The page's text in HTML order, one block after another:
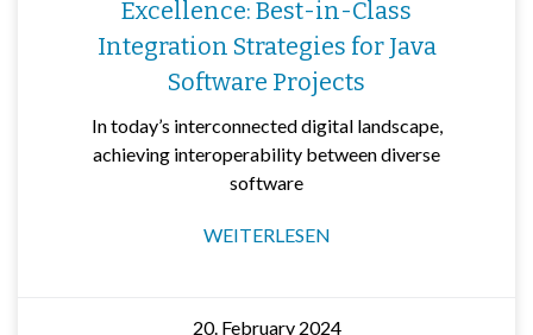
Excellence: Best-in-Class
Integration Strategies for Java
Software Projects
In today’s interconnected digital landscape,
achieving interoperability between diverse
software
WEITERLESEN
20. February 2024